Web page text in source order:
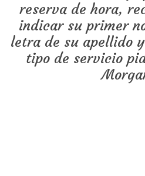
reserva de hora,
indicar su primer
letra de su apellido
tipo de servicio